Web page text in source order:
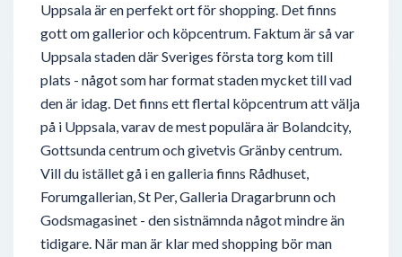
Uppsala är en perfekt ort för shopping. Det finns
gott om gallerior och köpcentrum. Faktum är så var
Uppsala staden där Sveriges första torg kom till
plats - något som har format staden mycket till vad
den är idag. Det finns ett flertal köpcentrum att välja
på i Uppsala, varav de mest populära är Bolandcity,
Gottsunda centrum och givetvis Gränby centrum.
Vill du istället gå i en galleria finns Rådhuset,
Forumgallerian, St Per, Galleria Dragarbrunn och
Godsmagasinet - den sistnämnda något mindre än
tidigare. När man är klar med shopping bör man